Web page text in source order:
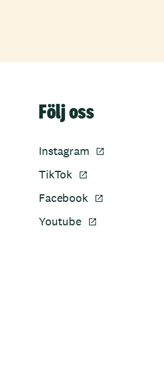
Följ oss
Instagram
TikTok
Facebook
Youtube